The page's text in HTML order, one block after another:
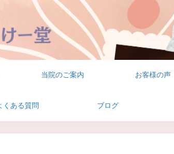
当院のご案内 お客様の声
くある質問 ブログ